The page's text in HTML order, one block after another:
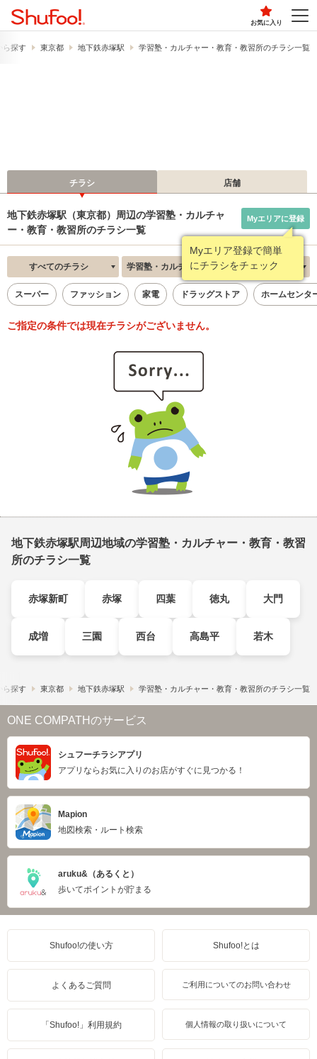
お気に入り
ら探す 東京都 地下鉄赤塚駅 学習塾・カルチャー・教育・教習所のチラシ一覧
チラシ 店舗
地下鉄赤塚駅（東京都）周辺の学習塾・カルチャ
ー・教育・教習所のチラシ一覧
Myエリア登録で簡単
にチラシをチェック
Myエリアに登録
すべてのチラシ 学習塾・カルチャー・教育・教習所 新着順
スーパー ファッション 家電 ドラッグストア ホームセンタ
ご指定の条件では現在チラシがございません。
地下鉄赤塚駅周辺地域の学習塾・カルチャー・教育・教習
所のチラシ一覧
赤塚新町 赤塚 四葉 徳丸 大門
成増 三園 西台 高島平 若木
ら探す 東京都 地下鉄赤塚駅 学習塾・カルチャー・教育・教習所のチラシ一覧
ONE COMPATHのサービス
シュフーチラシアプリ
アプリならお気に入りのお店がすぐに見つかる！
Mapion
地図検索・ルート検索
aruku&（あるくと）
歩いてポイントが貯まる
Shufoo!の使い方 Shufoo!とは
よくあるご質問 ご利用についてのお問い合わせ
「Shufoo!」利用規約 個人情報の取り扱いについて